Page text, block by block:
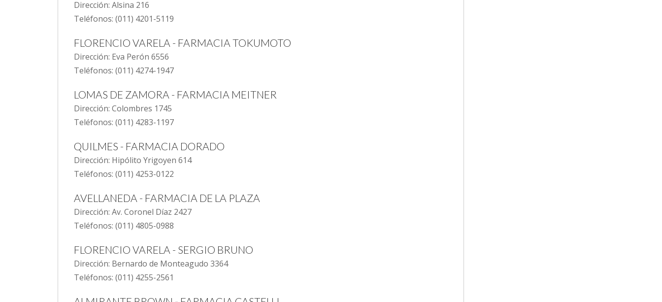
Dirección: Alsina 216
Teléfonos: (011) 4201-5119
FLORENCIO VARELA - FARMACIA TOKUMOTO
Dirección: Eva Perón 6556
Teléfonos: (011) 4274-1947
LOMAS DE ZAMORA - FARMACIA MEITNER
Dirección: Colombres 1745
Teléfonos: (011) 4283-1197
QUILMES - FARMACIA DORADO
Dirección: Hipólito Yrigoyen 614
Teléfonos: (011) 4253-0122
AVELLANEDA - FARMACIA DE LA PLAZA
Dirección: Av. Coronel Díaz 2427
Teléfonos: (011) 4805-0988
FLORENCIO VARELA - SERGIO BRUNO
Dirección: Bernardo de Monteagudo 3364
Teléfonos: (011) 4255-2561